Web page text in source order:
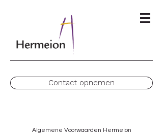
Contact opnemen
Algemene Voorwaarden Hermeion